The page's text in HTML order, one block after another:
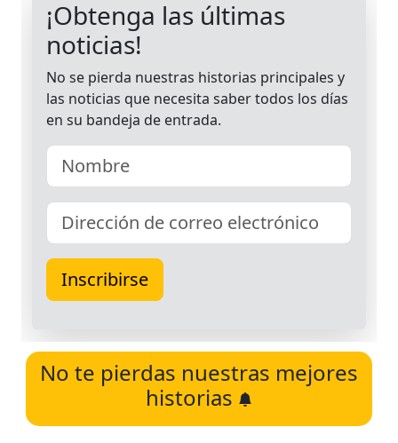
No te pierdas nuestras mejores
historias